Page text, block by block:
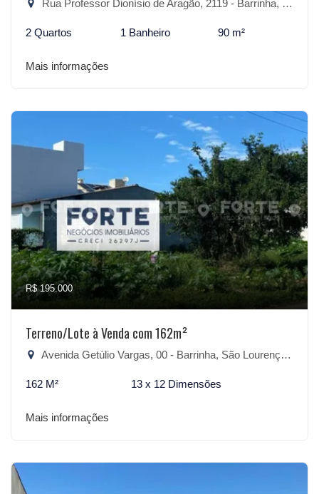
Rua Professor Dionísio de Aragão, 2119 - Barrinha, São Lourenço do Sul-RS
2 Quartos 1 Banheiro 90 m²
Mais informações
R$ 195.000
Terreno/Lote à Venda com 162m²
Avenida Getúlio Vargas, 00 - Barrinha, São Lourenço do Sul-RS
162 M² 13 x 12 Dimensões
Mais informações